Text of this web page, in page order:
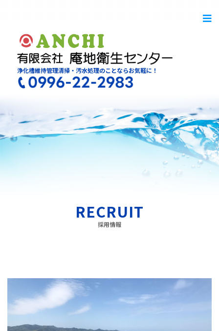
浄化槽維持管理清掃・汚水処理のことならお気軽に！
RECRUIT
採用情報